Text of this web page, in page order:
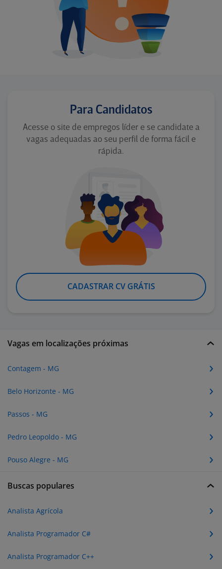
Para Candidatos
Acesse o site de empregos líder e se candidate a
vagas adequadas ao seu perfil de forma fácil e
rápida.
CADASTRAR CV GRÁTIS
Vagas em localizações próximas
Contagem - MG
Belo Horizonte - MG
Passos - MG
Pedro Leopoldo - MG
Pouso Alegre - MG
Buscas populares
Analista Agrícola
Analista Programador C#
Analista Programador C++